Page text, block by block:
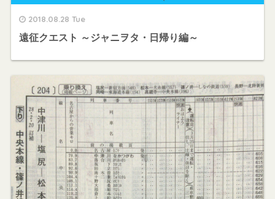
2018.08.28 Tue
遠征クエスト ～ジャニヲタ・日帰り編～